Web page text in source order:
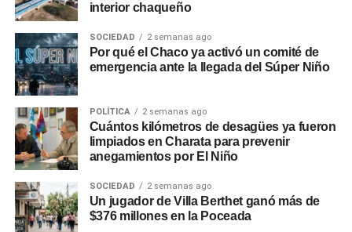
interior chaqueño
SOCIEDAD 2 semanas ago
Por qué el Chaco ya activó un comité de
emergencia ante la llegada del Súper Niño
POLÍTICA 2 semanas ago
Cuántos kilómetros de desagües ya fueron
limpiados en Charata para prevenir
anegamientos por El Niño
SOCIEDAD 2 semanas ago
Un jugador de Villa Berthet ganó más de
$376 millones en la Poceada